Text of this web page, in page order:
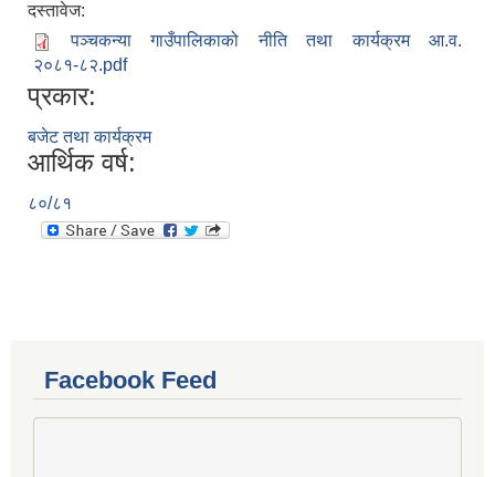
दस्तावेज:
पञ्‍चकन्या गाउँपालिकाको नीति तथा कार्यक्रम आ.व.
२०८१-८२.pdf
प्रकार:
बजेट तथा कार्यक्रम
आर्थिक वर्ष:
८०/८१
Facebook Feed